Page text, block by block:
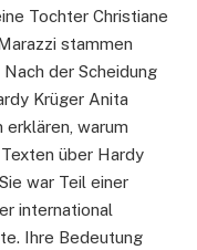
Tochter Christiane
stammen
der Scheidung
Krüger Anita
erklären, warum
über Hardy
war Teil einer
international
Ihre Bedeutung